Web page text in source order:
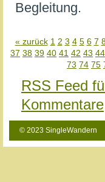
Begleitung.
« zurück 1 2 3 4 5 6 7
37 38 39 40 41 42 43 44
73 74 75
RSS Feed
Kommentare
© 2023 SingleWandern